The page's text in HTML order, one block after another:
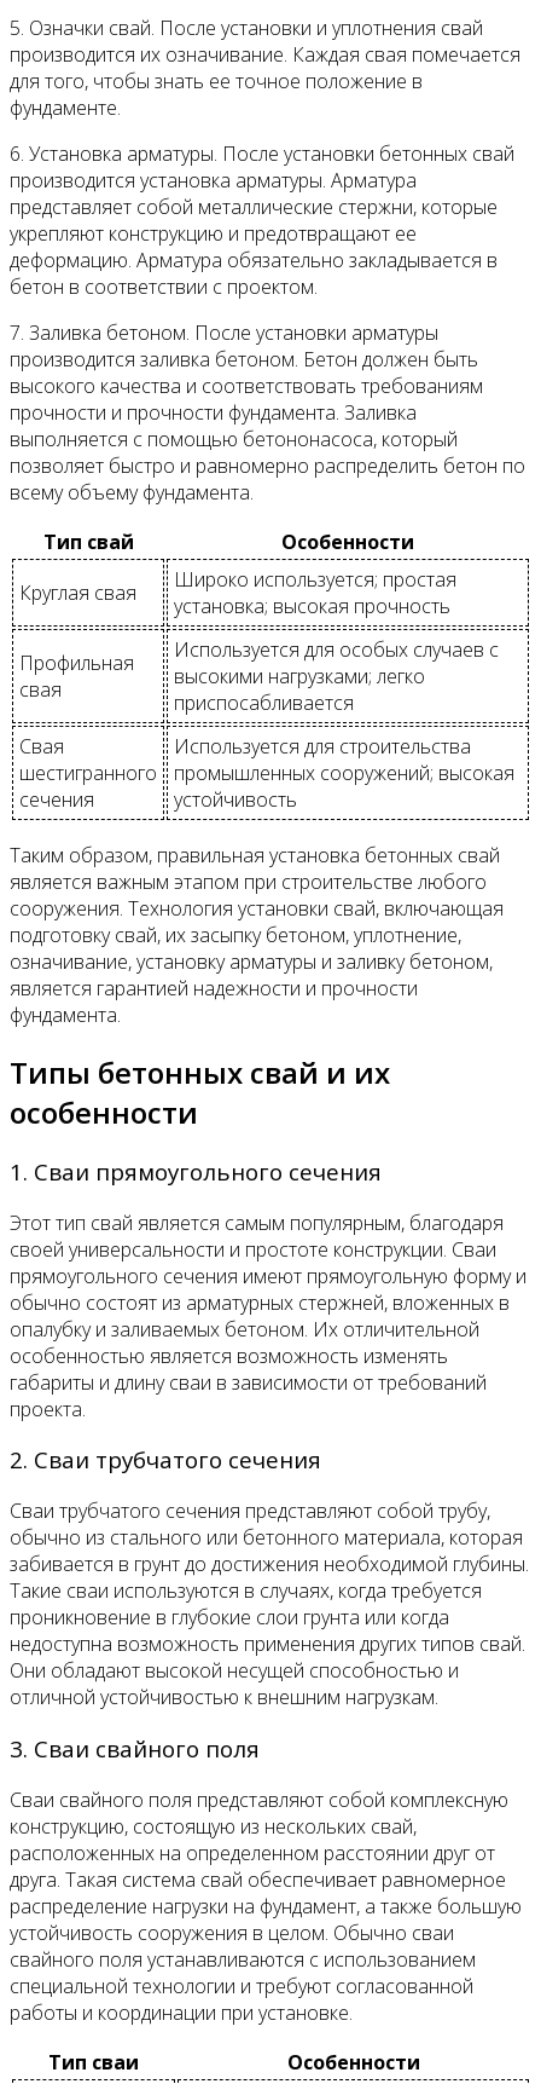
5. Означки свай. После установки и уплотнения свай
производится их означивание. Каждая свая помечается
для того, чтобы знать ее точное положение в
фундаменте.
6. Установка арматуры. После установки бетонных свай
производится установка арматуры. Арматура
представляет собой металлические стержни, которые
укрепляют конструкцию и предотвращают ее
деформацию. Арматура обязательно закладывается в
бетон в соответствии с проектом.
7. Заливка бетоном. После установки арматуры
производится заливка бетоном. Бетон должен быть
высокого качества и соответствовать требованиям
прочности и прочности фундамента. Заливка
выполняется с помощью бетононасоса, который
позволяет быстро и равномерно распределить бетон по
всему объему фундамента.
Тип свай
Особенности
Круглая свая
Широко используется; простая
установка; высокая прочность
Профильная
свая
Используется для особых случаев с
высокими нагрузками; легко
приспосабливается
Свая
шестигранного
сечения
Используется для строительства
промышленных сооружений; высокая
устойчивость
Таким образом, правильная установка бетонных свай
является важным этапом при строительстве любого
сооружения. Технология установки свай, включающая
подготовку свай, их засыпку бетоном, уплотнение,
означивание, установку арматуры и заливку бетоном,
является гарантией надежности и прочности
фундамента.
Типы бетонных свай и их
особенности
1. Сваи прямоугольного сечения
Этот тип свай является самым популярным, благодаря
своей универсальности и простоте конструкции. Сваи
прямоугольного сечения имеют прямоугольную форму и
обычно состоят из арматурных стержней, вложенных в
опалубку и заливаемых бетоном. Их отличительной
особенностью является возможность изменять
габариты и длину сваи в зависимости от требований
проекта.
2. Сваи трубчатого сечения
Сваи трубчатого сечения представляют собой трубу,
обычно из стального или бетонного материала, которая
забивается в грунт до достижения необходимой глубины.
Такие сваи используются в случаях, когда требуется
проникновение в глубокие слои грунта или когда
недоступна возможность применения других типов свай.
Они обладают высокой несущей способностью и
отличной устойчивостью к внешним нагрузкам.
3. Сваи свайного поля
Сваи свайного поля представляют собой комплексную
конструкцию, состоящую из нескольких свай,
расположенных на определенном расстоянии друг от
друга. Такая система свай обеспечивает равномерное
распределение нагрузки на фундамент, а также большую
устойчивость сооружения в целом. Обычно сваи
свайного поля устанавливаются с использованием
специальной технологии и требуют согласованной
работы и координации при установке.
Тип сваи
Особенности